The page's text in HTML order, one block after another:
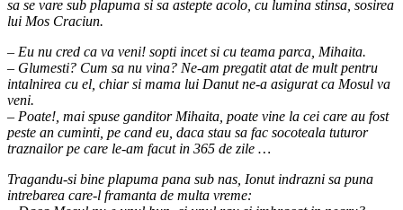
sa se vare sub plapuma si sa astepte acolo, cu lumina stinsa, sosirea
lui Mos Craciun.
– Eu nu cred ca va veni! sopti incet si cu teama parca, Mihaita.
– Glumesti? Cum sa nu vina? Ne-am pregatit atat de mult pentru
intalnirea cu el, chiar si mama lui Danut ne-a asigurat ca Mosul va
veni.
– Poate!, mai spuse ganditor Mihaita, poate vine la cei care au fost
peste an cuminti, pe cand eu, daca stau sa fac socoteala tuturor
traznailor pe care le-am facut in 365 de zile …
Tragandu-si bine plapuma pana sub nas, Ionut indrazni sa puna
intrebarea care-l framanta de multa vreme: